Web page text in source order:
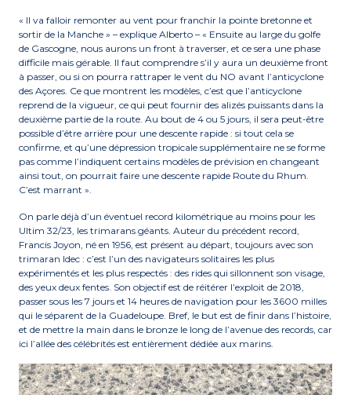
« Il va falloir remonter au vent pour franchir la pointe bretonne et
sortir de la Manche » – explique Alberto – « Ensuite au large du golfe
de Gascogne, nous aurons un front à traverser, et ce sera une phase
difficile mais gérable. Il faut comprendre s’il y aura un deuxième front
à passer, ou si on pourra rattraper le vent du NO avant l’anticyclone
des Açores. Ce que montrent les modèles, c’est que l’anticyclone
reprend de la vigueur, ce qui peut fournir des alizés puissants dans la
deuxième partie de la route. Au bout de 4 ou 5 jours, il sera peut-être
possible d’être arrière pour une descente rapide : si tout cela se
confirme, et qu’une dépression tropicale supplémentaire ne se forme
pas comme l’indiquent certains modèles de prévision en changeant
ainsi tout, on pourrait faire une descente rapide Route du Rhum.
C’est marrant ».
On parle déjà d’un éventuel record kilométrique au moins pour les
Ultim 32/23, les trimarans géants. Auteur du précédent record,
Francis Joyon, né en 1956, est présent au départ, toujours avec son
trimaran Idec : c’est l’un des navigateurs solitaires les plus
expérimentés et les plus respectés : des rides qui sillonnent son visage,
des yeux deux fentes. Son objectif est de réitérer l’exploit de 2018,
passer sous les 7 jours et 14 heures de navigation pour les 3600 milles
qui le séparent de la Guadeloupe. Bref, le but est de finir dans l’histoire,
et de mettre la main dans le bronze le long de l’avenue des records, car
ici l’allée des célébrités est entièrement dédiée aux marins.